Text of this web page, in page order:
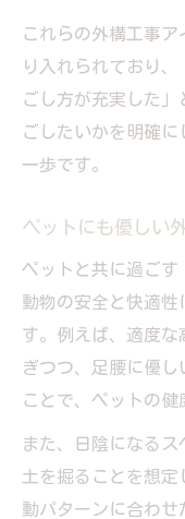
これらの外構工事
り入れられており
ごし方が充実した
ごしたいかを明確
一歩です。
ペットにも優しい
ペットと共に過ごす
動物の安全と快適
す。例えば、適度
ぎつつ、足腰に優
ことで、ペットの健
また、日陰になる
土を掘ることを想
動パターンに合わ